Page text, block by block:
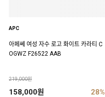
APC
아페쎄 여성 자수 로고 화이트 카라티 C
OGWZ F26522 AAB
219,000원
158,000원 28%